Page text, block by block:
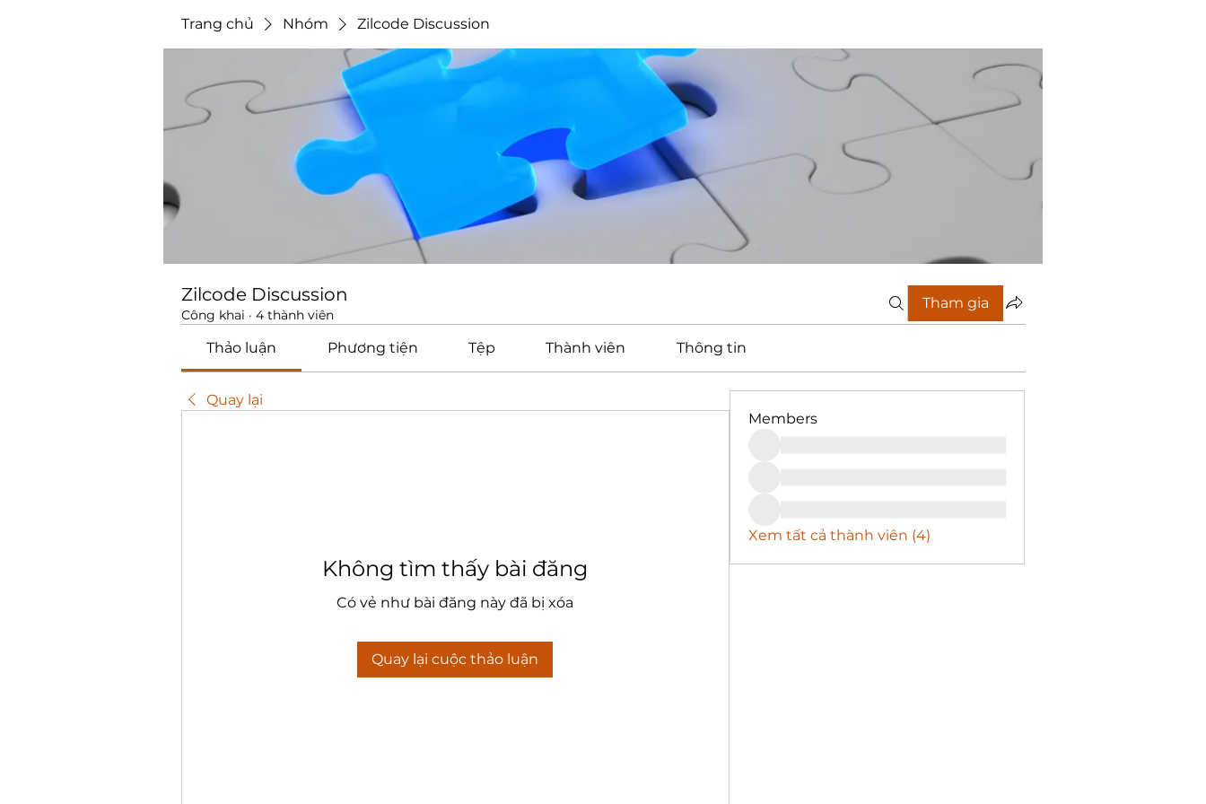
Trang chủ Nhóm Zilcode Discussion
Zilcode Discussion
Công khai · 4 thành viên
Tham gia
Thảo luận Phương tiện Tệp Thành viên Thông tin
Quay lại
Không tìm thấy bài đăng
Có vẻ như bài đăng này đã bị xóa
Quay lại cuộc thảo luận
Members
Xem tất cả thành viên (4)